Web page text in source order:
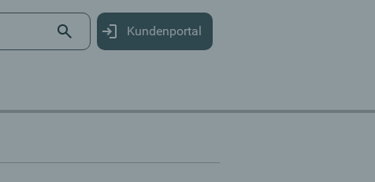
Kundenportal